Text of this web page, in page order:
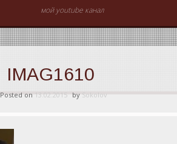
мой youtube канал
IMAG1610
Posted on 13.02.2015 by Sokolov